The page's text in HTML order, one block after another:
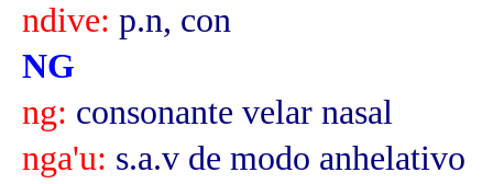
ndive: p.n, con
NG
ng: consonante velar nasal
nga'u: s.a.v de modo anhelativo